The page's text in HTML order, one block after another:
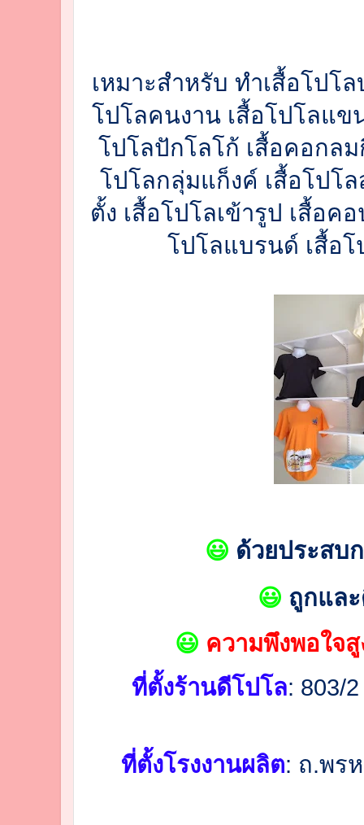
เหมาะสำหรับ ทำเสื้อโปโ
โปโลคนงาน เสื้อโปโลแข
โปโลปักโลโก้ เสื้อคอกล
โปโลกลุ่มแก็งค์ เสื้อโปโ
ตั้ง เสื้อโปโลเข้ารูป เสื้อ
โปโลแบรนด์ เสื้อ
😃 ด้วยประสบ
😃 ถูกแล
😃 ความพึงพอใจ
ที่ตั้งร้านดีโปโล: 803/
ที่ตั้งโรงงานผลิต: ถ.พร